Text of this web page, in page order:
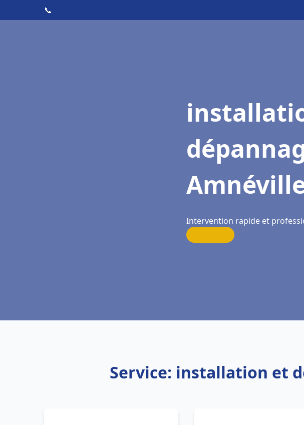
📞
Intervention rapide et
Service: installation et